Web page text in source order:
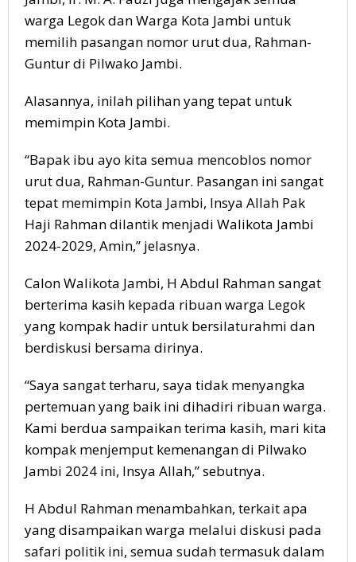
warga Legok dan Warga Kota Jambi untuk
memilih pasangan nomor urut dua, Rahman-
Guntur di Pilwako Jambi.
Alasannya, inilah pilihan yang tepat untuk
memimpin Kota Jambi.
“Bapak ibu ayo kita semua mencoblos nomor
urut dua, Rahman-Guntur. Pasangan ini sangat
tepat memimpin Kota Jambi, Insya Allah Pak
Haji Rahman dilantik menjadi Walikota Jambi
2024-2029, Amin,” jelasnya.
Calon Walikota Jambi, H Abdul Rahman sangat
berterima kasih kepada ribuan warga Legok
yang kompak hadir untuk bersilaturahmi dan
berdiskusi bersama dirinya.
“Saya sangat terharu, saya tidak menyangka
pertemuan yang baik ini dihadiri ribuan warga.
Kami berdua sampaikan terima kasih, mari kita
kompak menjemput kemenangan di Pilwako
Jambi 2024 ini, Insya Allah,” sebutnya.
H Abdul Rahman menambahkan, terkait apa
yang disampaikan warga melalui diskusi pada
safari politik ini, semua sudah termasuk dalam